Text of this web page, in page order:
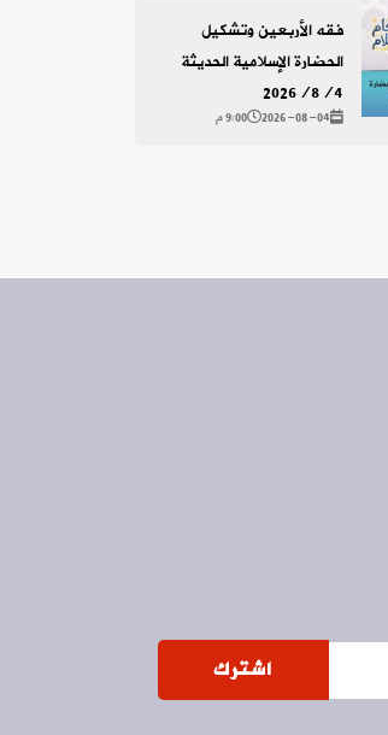
فقه الأربعين وتشكيل
الحضارة الإسلامية الحديثة
2026/8/4
2026-08-04 9:00 م
اشترك